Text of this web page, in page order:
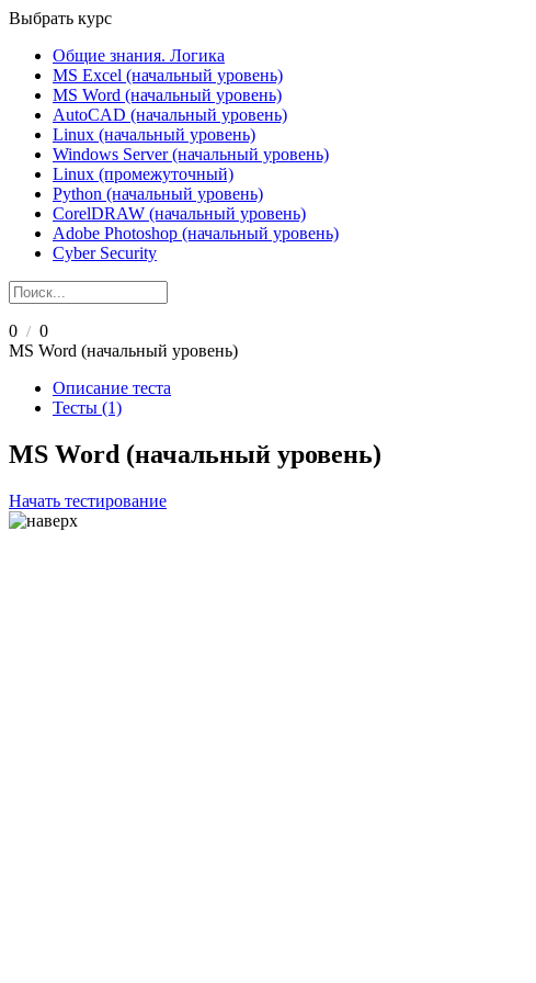
Выбрать курс
Общие знания. Логика
MS Excel (начальный уровень)
MS Word (начальный уровень)
AutoCAD (начальный уровень)
Linux (начальный уровень)
Windows Server (начальный уровень)
Linux (промежуточный)
Python (начальный уровень)
CorelDRAW (начальный уровень)
Adobe Photoshop (начальный уровень)
Cyber Security
0 / 0
MS Word (начальный уровень)
Описание теста
Тесты (1)
MS Word (начальный уровень)
Начать тестирование